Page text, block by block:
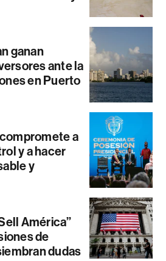
ganan
ante la
en Puerto
a
y a hacer
y
América”
de
dudas